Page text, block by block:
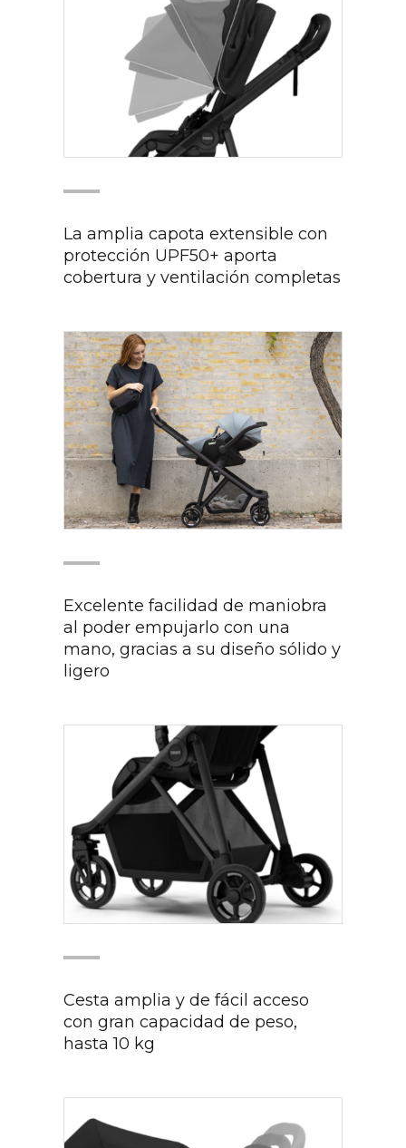
La amplia capota extensible con
protección UPF50+ aporta
cobertura y ventilación completas​
Excelente facilidad de maniobra
al poder empujarlo con una
mano, gracias a su diseño sólido y
ligero​
Cesta amplia y de fácil acceso
con gran capacidad de peso,
hasta 10 kg​